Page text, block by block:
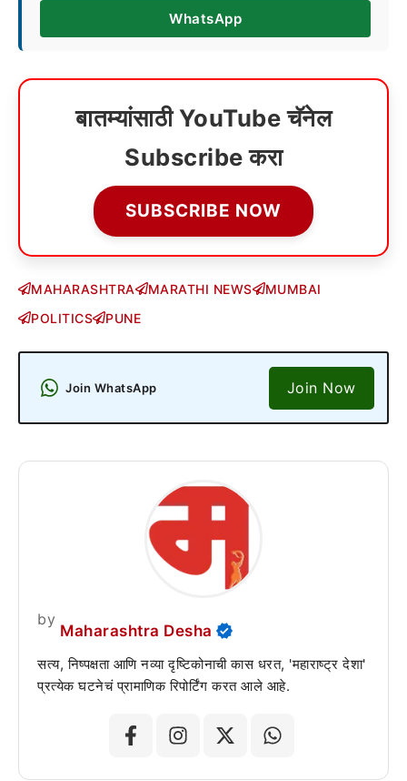
WhatsApp
बातम्यांसाठी YouTube चॅनेल
Subscribe करा
SUBSCRIBE NOW
MAHARASHTRA MARATHI NEWS
MUMBAI
POLITICS
PUNE
Join WhatsApp Join Now
by
Maharashtra Desha
सत्य, निष्पक्षता आणि नव्या दृष्टिकोनाची कास धरत, 'महाराष्ट्र देशा'
प्रत्येक घटनेचं प्रामाणिक रिपोर्टिंग करत आले आहे.